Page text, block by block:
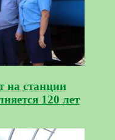
на станции
120 лет